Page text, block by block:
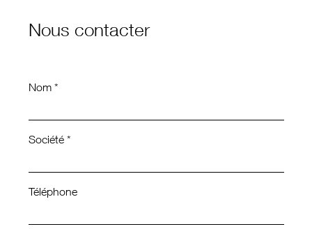
Nous contacter
Nom *
Société *
Téléphone